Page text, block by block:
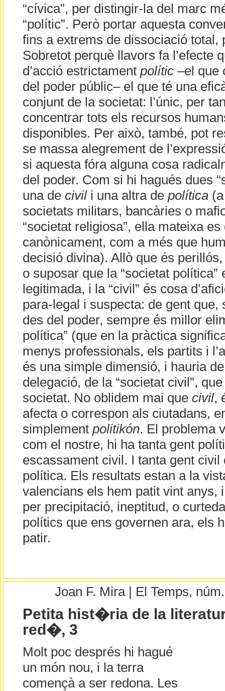
“cívica”, per distingir-la del marc
“polític”. Però portar aquesta
fins a extrems de dissociació total,
Sobretot perquè llavors fa l’efecte
d’acció estrictament polític–el que
del poder públic– el que té una
conjunt de la societat: l’únic, per
concentrar tots els recursos
disponibles. Per això, també, pot
se massa alegrement de
si aquesta fóra alguna cosa
del poder. Com si hi hagués dues
una de civili una altra de política(a
societats militars, bancàries o
“societat religiosa”, ella mateixa es
canònicament, com a més que
decisió divina). Allò que és
o suposar que la “societat política”
legitimada, i la “civil” és cosa
para-legal i suspecta: de gent que,
des del poder, sempre és millor
política” (que en la pràctica
menys professionals, els partits i
és una simple dimensió, i hauria
delegació, de la “societat civil”,
societat. No oblidem mai que civil,
afecta o correspon als ciutadans,
simplement politikón. El problema
com el nostre, hi ha tanta gent
escassament civil. I tanta gent civil
política. Els resultats estan a la
valencians els hem patit vint anys,
per precipitació, ineptitud, o
polítics que ens governen ara, els
patir.
Joan F. Mira | El Temps,
Petita hist�ria de la
red�, 3
Molt poc després hi hagué
un món nou, i la terra
començà a ser redona. Les